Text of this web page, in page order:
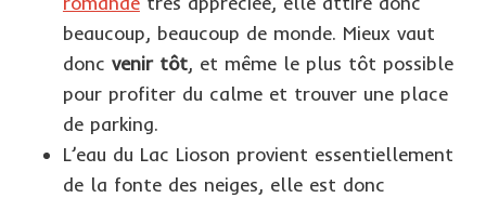
beaucoup, beaucoup de monde. Mieux vaut
donc venir tôt, et même le plus tôt possible
pour profiter du calme et trouver une place
de parking.
L’eau du Lac Lioson provient essentiellement
de la fonte des neiges, elle est donc